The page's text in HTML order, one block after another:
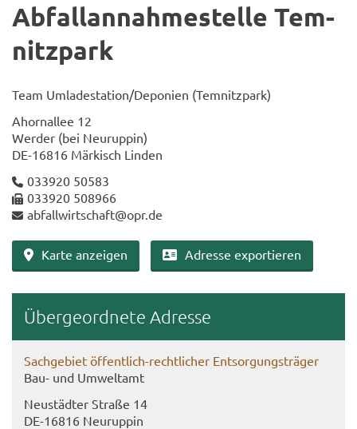
Ab­fall­an­nah­me­stel­le Tem­
nitz­park
Team Um­la­de­sta­ti­on/De­po­nien (Tem­nitz­park)
Ahorn­al­lee 12
Wer­der (bei Neu­rup­pin)
DE-​16816 Mär­kisch Lin­den
033920 50583
033920 508966
ab­fall­wirt­schaft@opr.de
Karte an­zei­gen Adres­se ex­por­tie­ren
Über­ge­ord­ne­te Adres­se
Sach­ge­biet öffentlich-​rechtlicher Ent­sor­gungs­trä­ger
Bau- und Um­welt­amt
Neu­städ­ter Stra­ße 14
DE-​16816 Neu­rup­pin